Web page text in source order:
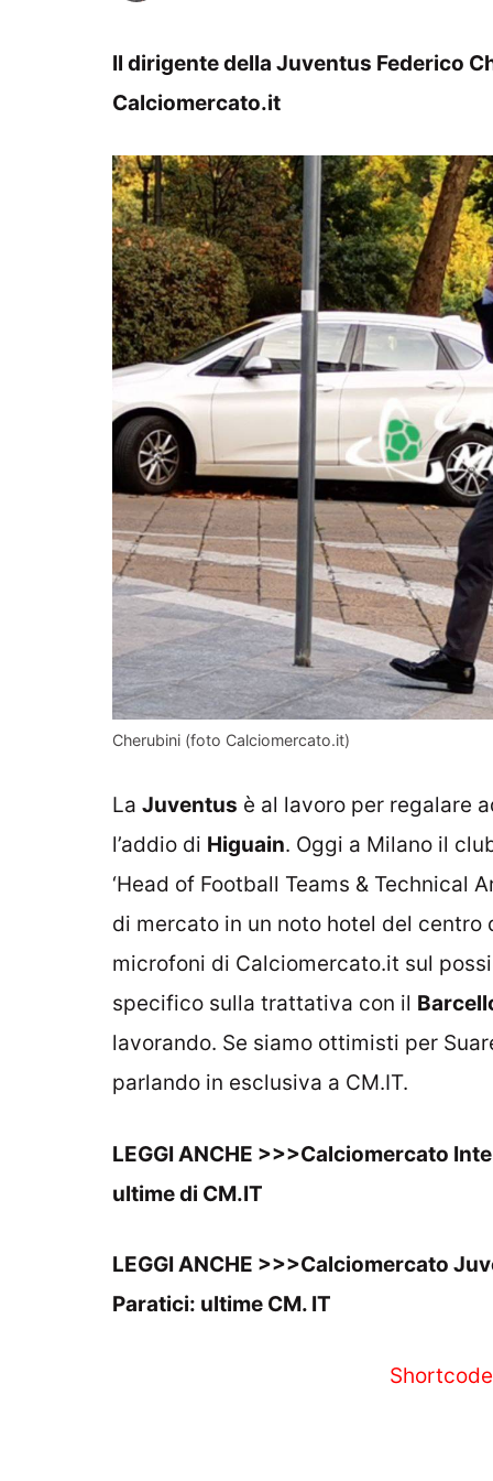
Il dirigente della Juventus Federico
Calciomercato.it
Cherubini (foto Calciomercato.it)
La Juventus è al lavoro per regalare
l’addio di Higuain. Oggi a Milano il
‘Head of Football Teams & Technical
di mercato in un noto hotel del
microfoni di Calciomercato.it sul
specifico sulla trattativa con il
lavorando. Se siamo ottimisti per
parlando in esclusiva a CM.IT.
LEGGI ANCHE >>>Calciomercato
ultime di CM.IT
LEGGI ANCHE >>>Calciomercato
Paratici: ultime CM. IT